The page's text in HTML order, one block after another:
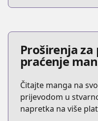
Proširenja
praćenje
Čitajte manga na
prijevodom u
napretka na više